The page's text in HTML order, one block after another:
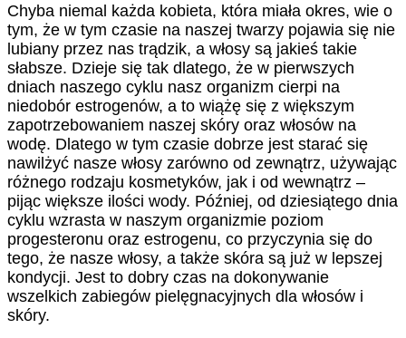
Chyba niemal każda kobieta, która miała okres, wie o
tym, że w tym czasie na naszej twarzy pojawia się nie
lubiany przez nas trądzik, a włosy są jakieś takie
słabsze. Dzieje się tak dlatego, że w pierwszych
dniach naszego cyklu nasz organizm cierpi na
niedobór estrogenów, a to wiążę się z większym
zapotrzebowaniem naszej skóry oraz włosów na
wodę. Dlatego w tym czasie dobrze jest starać się
nawilżyć nasze włosy zarówno od zewnątrz, używając
różnego rodzaju kosmetyków, jak i od wewnątrz –
pijąc większe ilości wody. Później, od dziesiątego dnia
cyklu wzrasta w naszym organizmie poziom
progesteronu oraz estrogenu, co przyczynia się do
tego, że nasze włosy, a także skóra są już w lepszej
kondycji. Jest to dobry czas na dokonywanie
wszelkich zabiegów pielęgnacyjnych dla włosów i
skóry.